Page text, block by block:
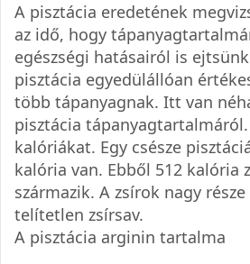
A pisztácia eredetének
az idő, hogy
egészségi hatásairól is
pisztácia egyedülállóan
több tápanyagnak. Itt van
pisztácia
kalóriákat. Egy csésze
kalória van. Ebből 512 kalória
származik. A zsírok nagy
telítetlen zsírsav.
A pisztácia arginin tartalma